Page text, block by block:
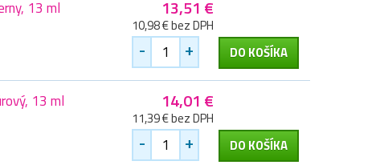
13 ml 13,51 €
10,98 € bez DPH
- + DO KOŠÍKA
13 ml 14,01 €
11,39 € bez DPH
- + DO KOŠÍKA